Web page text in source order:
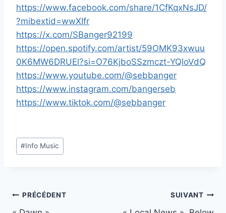
https://www.facebook.com/share/1CfKqxNsJD/
?mibextid=wwXIfr
https://x.com/SBanger92199
https://open.spotify.com/artist/59OMK93xwuu
0K6MW6DRUEl?si=O76KjboSSzmczt-YQloVdQ
https://www.youtube.com/@sebbanger
https://www.instagram.com/bangerseb
https://www.tiktok.com/@sebbanger
Étiquettes
de
#Info Music
Navigation
PRÉCÉDENT SUIVANT